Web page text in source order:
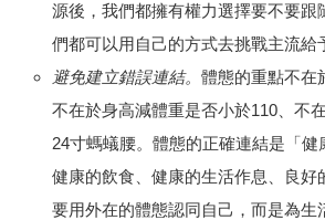
源後，我們都擁有權力選擇要不要跟
們都可以用自己的方式去挑戰主流給
避免建立錯誤連結。體態的重點不在
不在於身高減體重是否小於110、不
24寸螞蟻腰。體態的正確連結是「健
健康的飲食、健康的生活作息、良好
要用外在的體態認同自己，而是為生